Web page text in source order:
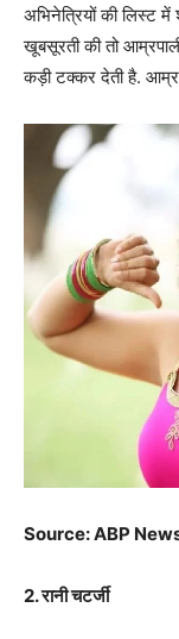
अभिनेत्रियों की लिस्ट में
खूबसूरती की तो
कड़ी टक्कर देती है.
Source: ABP
2. रानी चटर्जी